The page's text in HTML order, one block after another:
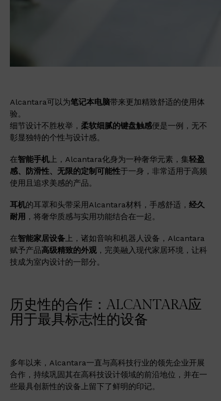
Alcantara可以为笔记本电脑带来更加精致舒适的使用体
验。
细节设计不胜枚举， 柔软细腻的键盘触感便是一例，无不
彰显独特的个性与设计感。
在智能手机 上，Alcantara化身为一种奢华元素，集轻盈
感、防滑性、无限的定制可能性于一身，非常适用于高频
使用且追求美感的产品。
耳机的耳罩和头带采用Alcantara材料，手感舒适， 经久
耐用 ，将奢华质感与实用功能结合在一起。
在智能家居设备 上，诸如音响和机器人设备，Alcantara
赋予产品高级精致的外观 ，完美融入现代家居环境，让科
技成为室内设计的一部分。
历史性的合作：ALCANTARA应
用于最具标志性的设备
多年以来，Alcantara一直与高科技行业的领先企业开展
合作，持续巩固其在高科技设计领域的前沿地位，并在一
些最具创新性的设备上留下了鲜明的印记。